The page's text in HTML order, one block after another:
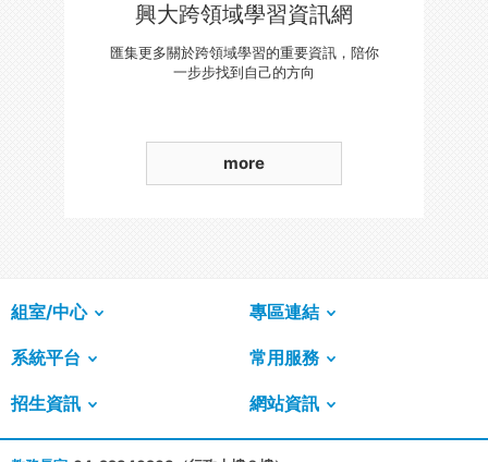
興大跨領域學習資訊網
匯集更多關於跨領域學習的重要資訊，陪你
一步步找到自己的方向
more
組室/中心 專區連結
系統平台 常用服務
招生資訊 網站資訊